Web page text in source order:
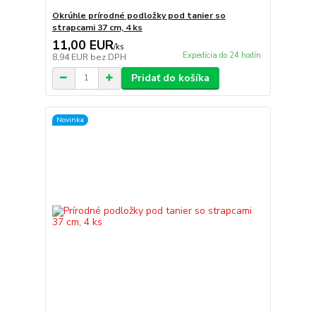
Okrúhle prírodné podložky pod tanier so
strapcami 37 cm, 4 ks
11,00 EUR/ks
8,94 EUR bez DPH Expedícia do 24 hodín
Pridať do košíka
Novinka